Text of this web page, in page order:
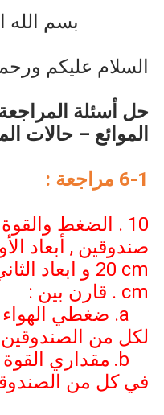
بسم الله
السلام عليكم
حل أسئلة
الموائع – حالات
6-1 مراجعة :
10 . الضغط
صندوقين , أبعاد
20 cm و ابعاد
cm . قارن بين :
ضغطي
لكل من
مقداري القوة
في كل من